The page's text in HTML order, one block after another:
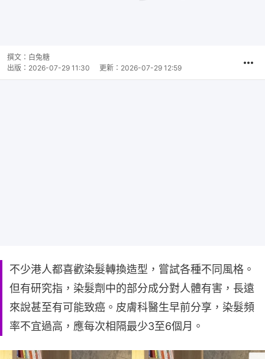
撰文： 白兔糖
出版： 2026-07-29 11:30 更新： 2026-07-29 12:59
不少港人都喜歡染髮轉換造型，嘗試各種不同風格。
但有研究指，染髮劑中的部分成分對人體有害，長遠
來說甚至有可能致癌。皮膚科醫生早前分享，染髮頻
率不宜過高，應每次相隔最少3至6個月。